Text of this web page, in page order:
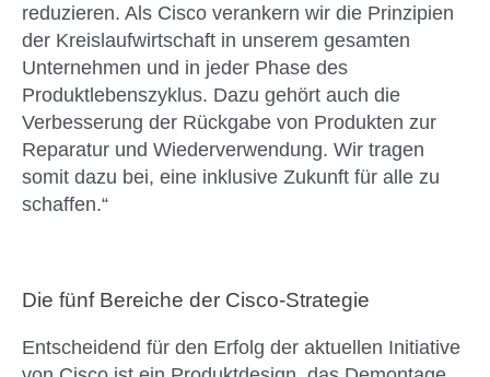
reduzieren. Als Cisco verankern wir die Prinzipien
der Kreislaufwirtschaft in unserem gesamten
Unternehmen und in jeder Phase des
Produktlebenszyklus. Dazu gehört auch die
Verbesserung der Rückgabe von Produkten zur
Reparatur und Wiederverwendung. Wir tragen
somit dazu bei, eine inklusive Zukunft für alle zu
schaffen.“
Die fünf Bereiche der Cisco-Strategie
Entscheidend für den Erfolg der aktuellen Initiative